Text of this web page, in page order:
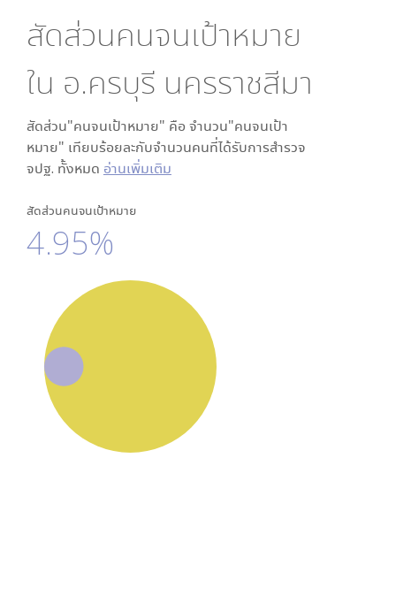
สัดส่วนคนจนเป้าหมาย
ใน อ.ครบุรี นครราชสีมา
สัดส่วน"คนจนเป้าหมาย" คือ จำนวน"คนจนเป้า
หมาย" เทียบร้อยละกับจำนวนคนที่ได้รับการสำรวจ
จปฐ. ทั้งหมด อ่านเพิ่มเติม
สัดส่วนคนจนเป้าหมาย
4.95%